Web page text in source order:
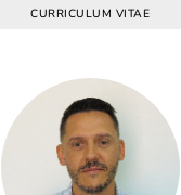
CURRICULUM VITAE